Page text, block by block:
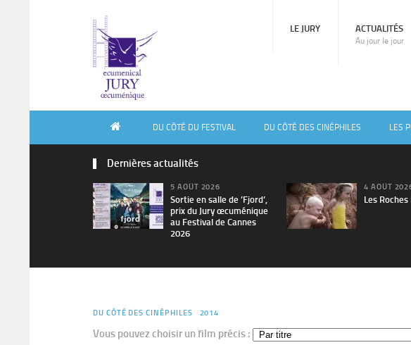
LE JURY ACTUALITÉS
Au jour le jour
DU CÔTÉ DU FESTIVAL DU CÔTÉ DES CINÉPHILES LES
Dernières actualités
5 AOÛT 2026
Sortie en salle de ’Fjord’,
prix du Jury œcuménique
au Festival de Cannes
2026
4 AOÛT
Les Roches
DU CÔTÉ DES CINÉPHILES 2014
Vous pouvez choisir un film précis :